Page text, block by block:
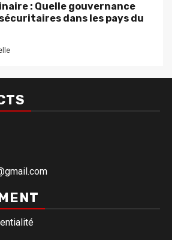
: Quelle gouvernance
dans les pays du